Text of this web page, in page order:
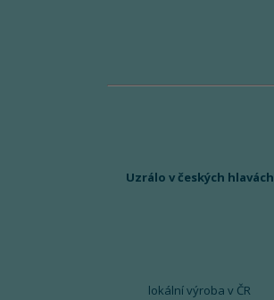
Uzrálo v českých hlavách
lokální výroba v ČR